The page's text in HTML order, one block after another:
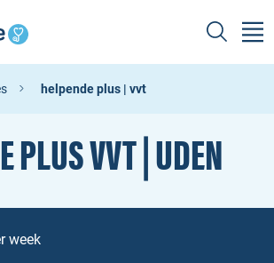
helpende plus | vvt
PLUS VVT | UDEN
week